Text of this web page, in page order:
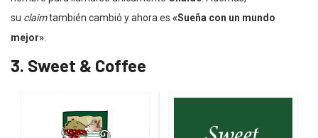
su claimtambién cambió y ahora es «Sueña con un mundo
mejor»
3. Sweet & Coffee